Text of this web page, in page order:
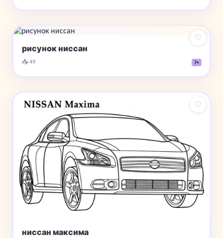
♡
рисунок ниссан
📥 49 7+
♡
ниссан максима